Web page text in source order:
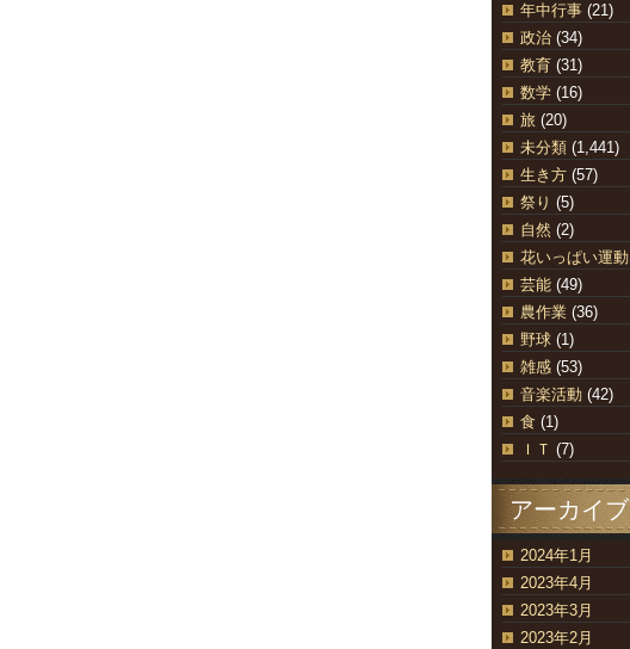
年中行事 (21)
政治 (34)
教育 (31)
数学 (16)
旅 (20)
未分類 (1,441)
生き方 (57)
祭り (5)
自然 (2)
花いっぱい運動
芸能 (49)
農作業 (36)
野球 (1)
雑感 (53)
音楽活動 (42)
食 (1)
ＩＴ (7)
アーカイブ
2024年1月
2023年4月
2023年3月
2023年2月